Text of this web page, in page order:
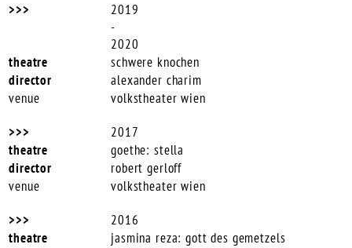
2019
-
2020
schwere knochen
alexander charim
volkstheater wien
2017
goethe: stella
robert gerloff
volkstheater wien
2016
jasmina reza: gott des gemetzels